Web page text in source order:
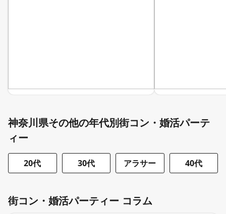
神奈川県その他の年代別街コン・婚活パーテ
ィー
20代 30代 アラサー 40代
街コン・婚活パーティー コラム